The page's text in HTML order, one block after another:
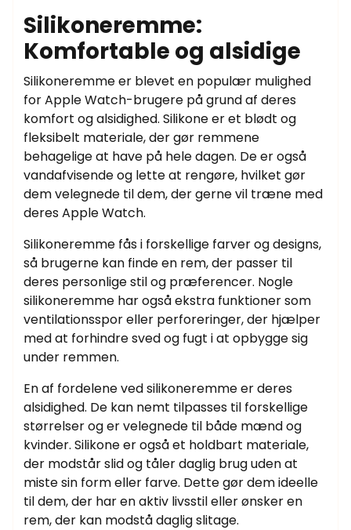
Silikoneremme:
Komfortable og alsidige
Silikoneremme er blevet en populær mulighed
for Apple Watch-brugere på grund af deres
komfort og alsidighed. Silikone er et blødt og
fleksibelt materiale, der gør remmene
behagelige at have på hele dagen. De er også
vandafvisende og lette at rengøre, hvilket gør
dem velegnede til dem, der gerne vil træne med
deres Apple Watch.
Silikoneremme fås i forskellige farver og designs,
så brugerne kan finde en rem, der passer til
deres personlige stil og præferencer. Nogle
silikoneremme har også ekstra funktioner som
ventilationsspor eller perforeringer, der hjælper
med at forhindre sved og fugt i at opbygge sig
under remmen.
En af fordelene ved silikoneremme er deres
alsidighed. De kan nemt tilpasses til forskellige
størrelser og er velegnede til både mænd og
kvinder. Silikone er også et holdbart materiale,
der modstår slid og tåler daglig brug uden at
miste sin form eller farve. Dette gør dem ideelle
til dem, der har en aktiv livsstil eller ønsker en
rem, der kan modstå daglig slitage.